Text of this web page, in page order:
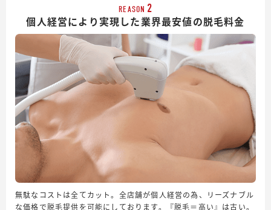
REASON 2
個人経営により実現した業界最安値の脱毛料金
無駄なコストは全てカット。全店舗が個人経営の為、リーズナブル
な価格で脱毛提供を可能にしております。『脱毛＝高い』は古い。